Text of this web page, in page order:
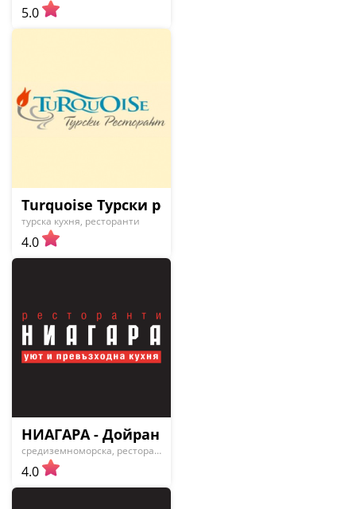
5.0
Turquoise Турски ресторант
турска кухня, ресторанти
4.0
НИАГАРА - Дойран
средиземноморска, ресторанти
4.0